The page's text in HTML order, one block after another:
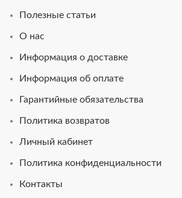
Полезные статьи
О нас
Информация о доставке
Информация об оплате
Гарантийные обязательства
Политика возвратов
Личный кабинет
Политика конфиденциальности
Контакты